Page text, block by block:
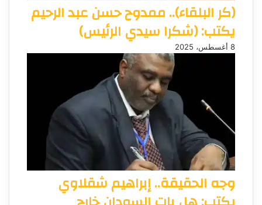
(كر البلقاء).. ممدوح حسن عبد الرحيم
يكتب: (شكرا سيدي الرئيس)
8 أغسطس، 2025
وجه الحقيقة.. إبراهيم شقلاوي